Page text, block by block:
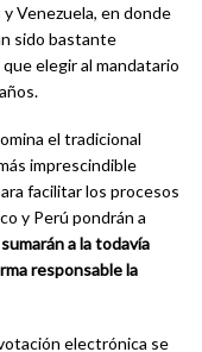
Venezuela, en donde
sido bastante
elegir al mandatario
el tradicional
imprescindible
facilitar los procesos
y Perú pondrán a
a la todavía
responsable la
electrónica se